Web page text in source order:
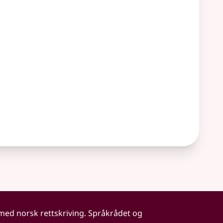
norsk rettskriving. Språkrådet og